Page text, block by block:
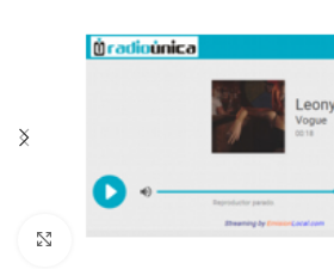
Click to enlarge